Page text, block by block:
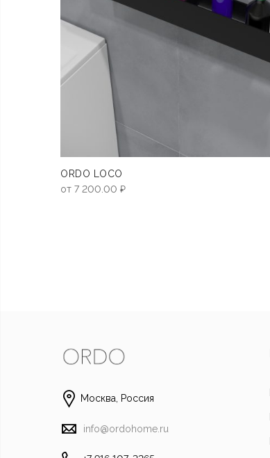
ORDO LOCO
от 7 200.00 ₽
Москва, Россия
info@ordohome.ru